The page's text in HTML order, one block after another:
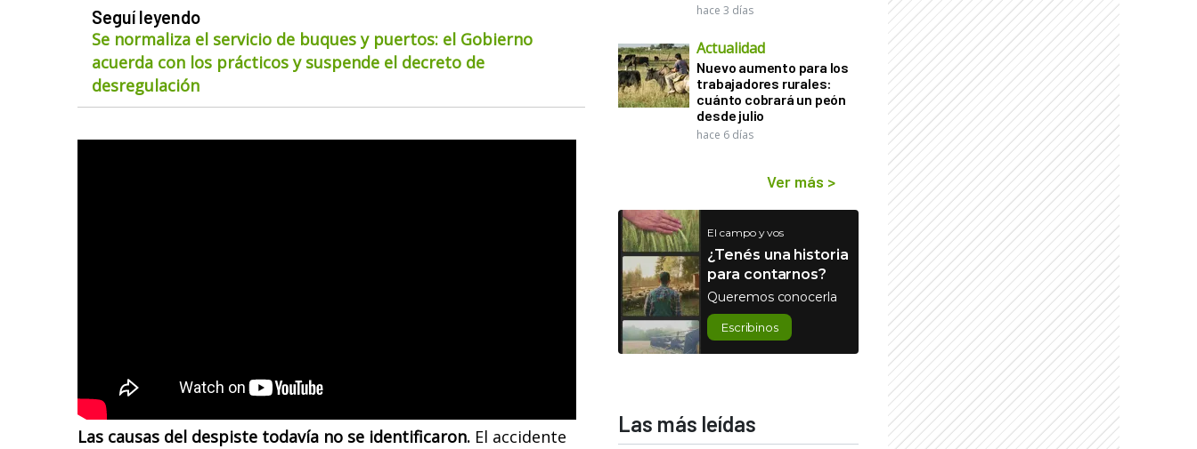
Seguí leyendo
Se normaliza el servicio de buques y puertos: el Gobierno
acuerda con los prácticos y suspende el decreto de
desregulación
Las causas del despiste todavía no se identificaron. El accidente
hace 3 días
Actualidad
Nuevo aumento para los
trabajadores rurales:
cuánto cobrará un peón
desde julio
hace 6 días
Ver más >
El campo y vos
¿Tenés una historia
para contarnos?
Queremos conocerla
Escribinos
Las más leídas